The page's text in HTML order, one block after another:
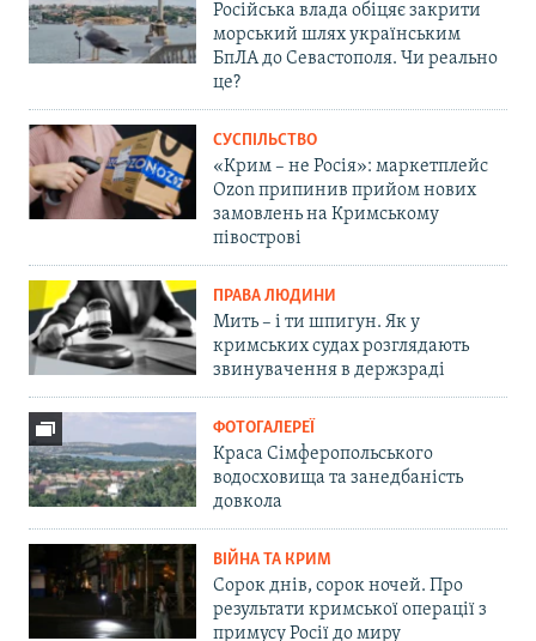
Російська влада обіцяє закрити
морський шлях українським
БпЛА до Севастополя. Чи реально
це?
СУСПІЛЬСТВО
«Крим – не Росія»: маркетплейс
Ozon припинив прийом нових
замовлень на Кримському
півострові
ПРАВА ЛЮДИНИ
Мить – і ти шпигун. Як у
кримських судах розглядають
звинувачення в держзраді
ФОТОГАЛЕРЕЇ
Краса Сімферопольського
водосховища та занедбаність
довкола
ВІЙНА ТА КРИМ
Сорок днів, сорок ночей. Про
результати кримської операції з
примусу Росії до миру